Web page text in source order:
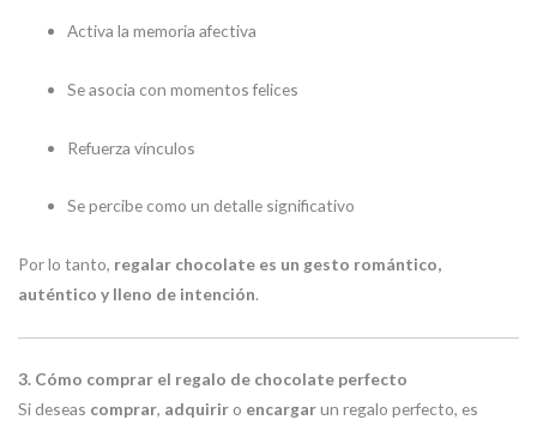
Activa la memoria afectiva
Se asocia con momentos felices
Refuerza vínculos
Se percibe como un detalle significativo
Por lo tanto, regalar chocolate es un gesto romántico,
auténtico y lleno de intención.
3. Cómo comprar el regalo de chocolate perfecto
Si deseas comprar, adquirir o encargarun regalo perfecto, es